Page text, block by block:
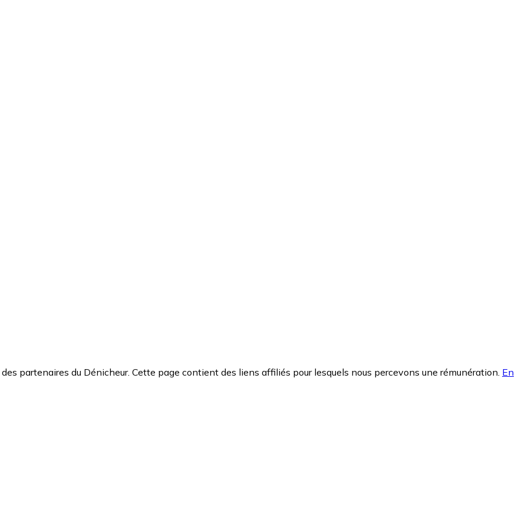
partenaires du Dénicheur. Cette page contient des liens affiliés pour lesquels nous percevons une rémunération. En